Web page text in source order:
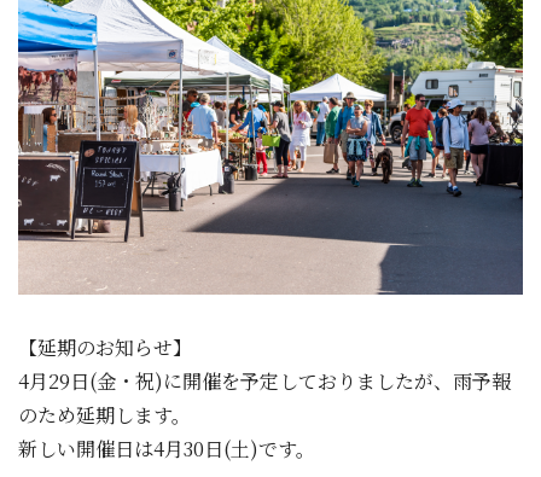
【延期のお知らせ】
4月29日(金・祝)に開催を予定しておりましたが、雨予報
のため延期します。
新しい開催日は4月30日(土)です。